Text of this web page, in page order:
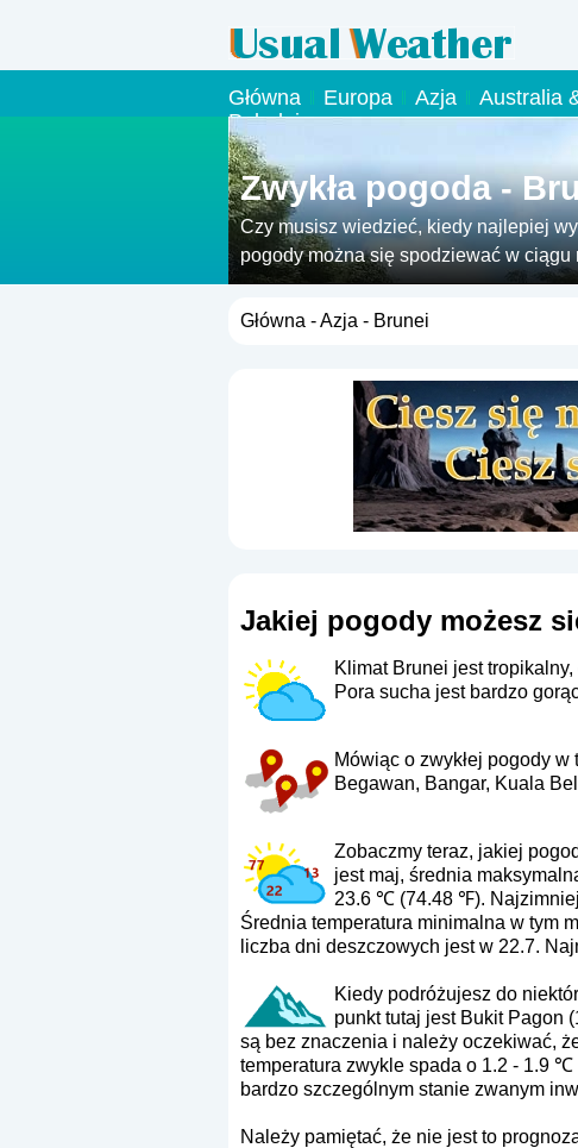
Główna Europa Azja Australia
Południowa
Zwykła pogoda -
Czy musisz wiedzieć, kiedy najlepiej
pogody można się spodziewać w ciągu
Główna -Azja - Brunei
Jakiej pogody możesz
Klimat Brunei jest
Pora sucha jest bardzo
Mówiąc o zwykłej pogody
Begawan, Bangar, Kuala
Zobaczmy teraz, jakiej
jest maj, średnia
23.6 ℃ (74.48 ℉).
Średnia temperatura minimalna w tym
liczba dni deszczowych jest w 22.7.
Kiedy podróżujesz do
punkt tutaj jest Bukit Pagon
są bez znaczenia i należy oczekiwać,
temperatura zwykle spada o 1.2 - 1.9
bardzo szczególnym stanie zwanym
Należy pamiętać, że nie jest to